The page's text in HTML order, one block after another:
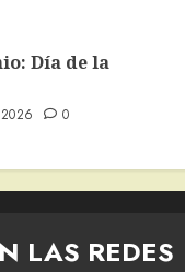
Día de la
0
LAS REDES